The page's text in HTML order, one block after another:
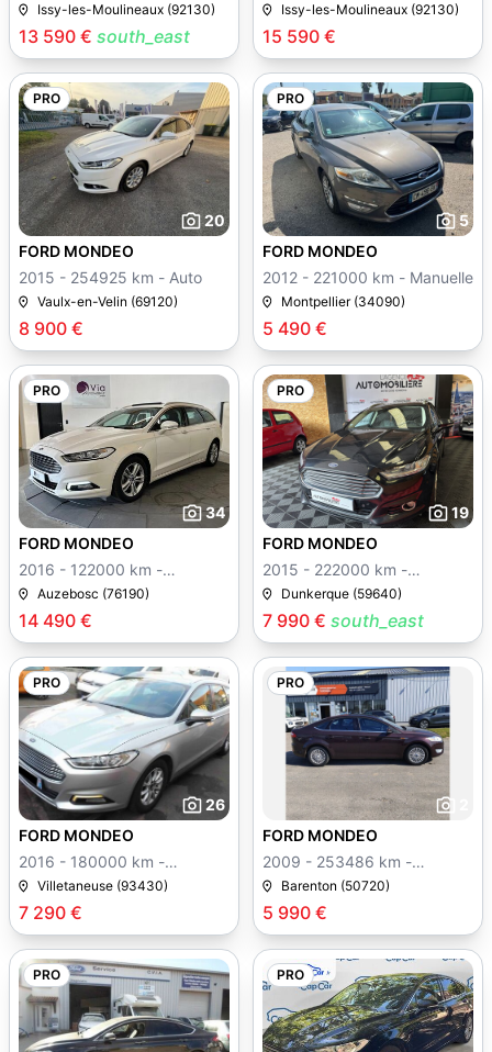
13 590 € south_east
Issy-les-Moulineaux (92130)
15 590 €
Issy-les-Moulineaux (92130)
PRO
20
8 900 €
FORD MONDEO
2015 - 254925 km - Auto
Vaulx-en-Velin (69120)
PRO
5
5 490 €
FORD MONDEO
2012 - 221000 km - Manuelle
Montpellier (34090)
PRO
34
14 490 €
FORD MONDEO
2016 - 122000 km -
Manuelle
Auzebosc (76190)
PRO
19
7 990 € south_east
FORD MONDEO
2015 - 222000 km -
Manuelle
Dunkerque (59640)
PRO
26
7 290 €
FORD MONDEO
2016 - 180000 km -
Manuelle
Villetaneuse (93430)
PRO
5 990 €
FORD MONDEO
2009 - 253486 km -
Manuelle
Barenton (50720)
PRO PRO